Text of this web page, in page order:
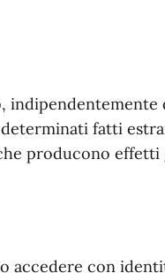
indipendentemente
fatti
producono
accedere con